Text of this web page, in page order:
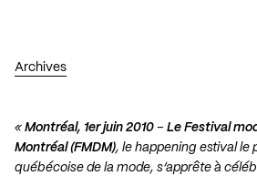
Archives
« Montréal, 1er juin 2010 – Le Festival
Montréal (FMDM), le happening estival le
québécoise de la mode, s’apprête à